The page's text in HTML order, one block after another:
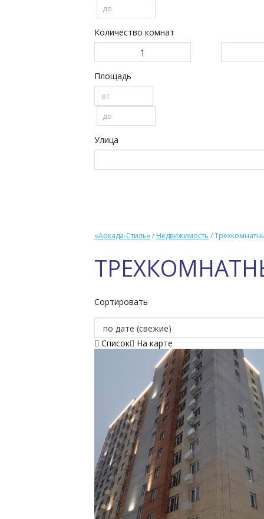
Количество комнат
1
Площадь
Улица
«Аркада-Стиль»/ Недвижимость /
Сортировать
 Список На карте